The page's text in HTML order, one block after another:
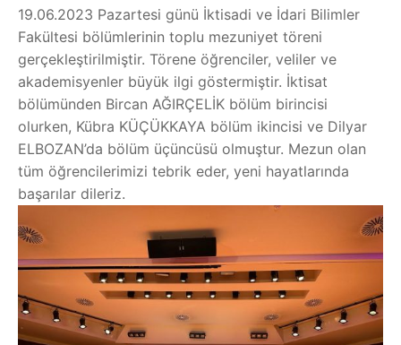
ADAY ÖĞRENCILER
STAJ
İLETIŞIM
19.06.2023 Pazartesi günü İktisadi ve İdari Bilimler
Fakültesi bölümlerinin toplu mezuniyet töreni
gerçekleştirilmiştir. Törene öğrenciler, veliler ve
akademisyenler büyük ilgi göstermiştir. İktisat
bölümünden Bircan AĞIRÇELİK bölüm birincisi
olurken, Kübra KÜÇÜKKAYA bölüm ikincisi ve Dilyar
ELBOZAN’da bölüm üçüncüsü olmuştur. Mezun olan
tüm öğrencilerimizi tebrik eder, yeni hayatlarında
başarılar dileriz.